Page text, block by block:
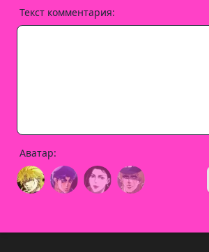
Текст комментария:
Аватар: